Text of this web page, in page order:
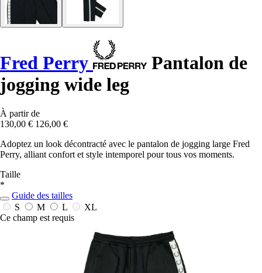
Fred Perry
Pantalon de
jogging wide leg
À partir de
130,00 € 126,00 €
Adoptez un look décontracté avec le pantalon de jogging large Fred
Perry, alliant confort et style intemporel pour tous vos moments.
Taille
*
Guide des tailles
S
M L
XL
Ce champ est requis